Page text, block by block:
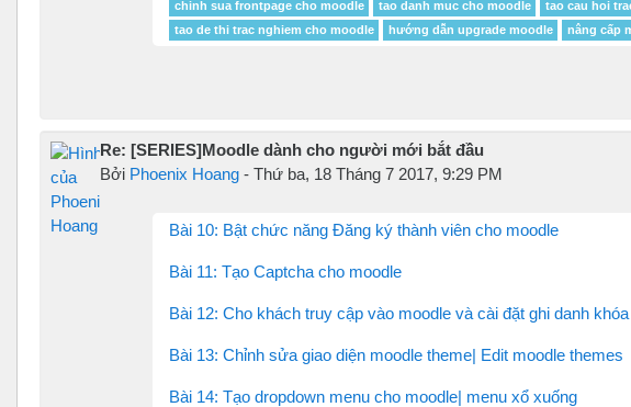
chinh sua frontpage cho moodle
tao danh muc cho moodle tao cau hoi
tao de thi trac nghiem cho moodle
hướng dẫn upgrade moodle nâng cấp
Re: [SERIES]Moodle dành cho người mới bắt đầu
Bởi Phoenix Hoang - Thứ ba, 18 Tháng 7 2017, 9:29 PM
Bài 10: Bật chức năng Đăng ký thành viên cho moodle
Bài 11: Tạo Captcha cho moodle
Bài 12: Cho khách truy cập vào moodle và cài đặt ghi danh
Bài 13: Chỉnh sửa giao diện moodle theme| Edit moodle themes
Bài 14: Tạo dropdown menu cho moodle| menu xổ xuống